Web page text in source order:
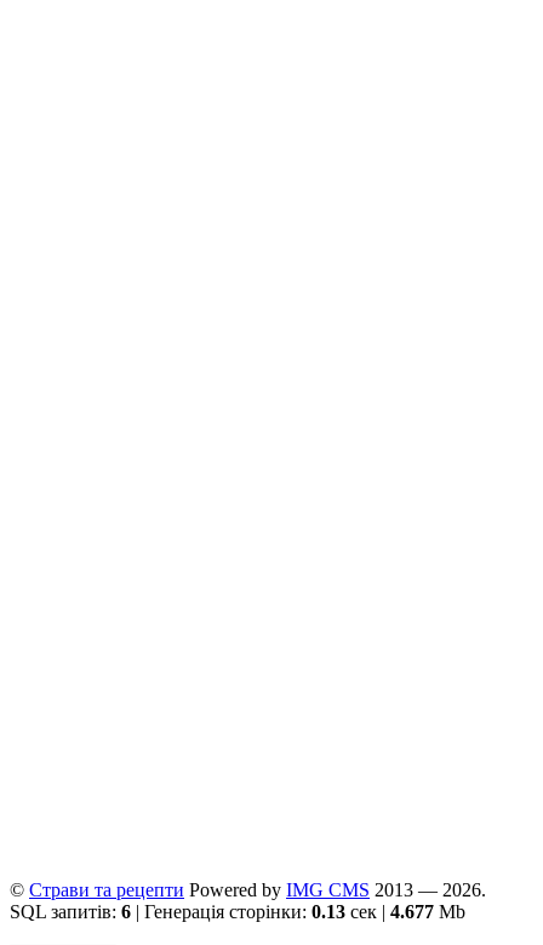
© Страви та рецепти Powered by ІMG CMS 2013 — 2026.
SQL запитів: 6 | Генерація сторінки: 0.13 сек | 4.677 Mb